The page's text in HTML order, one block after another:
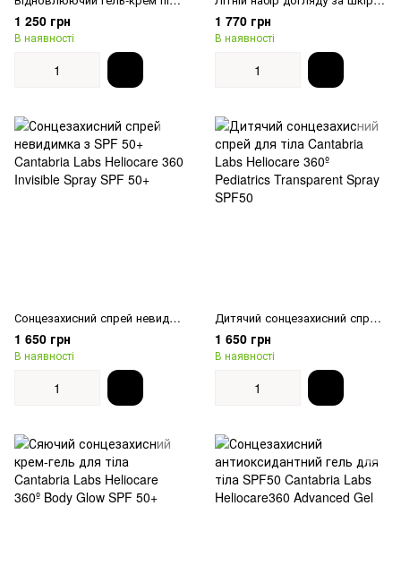
1 250 грн
В наявності
1 770 грн
В наявності
Сонцезахисний спрей невидимка з SPF 50+ Cantabria Labs Heliocare 360 ​​Invisible Spray SPF 50+
1 650 грн
В наявності
Дитячий сонцезахисний спрей для тіла Cantabria Labs Heliocare 360º Pediatrics Transparent Spray SPF50
1 650 грн
В наявності